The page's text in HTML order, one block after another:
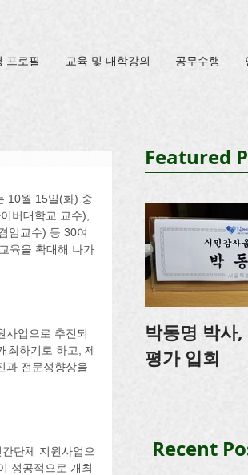
프로필 교육 및 대학강의 공무수행
10월 15일(화) 중
버대학교 교수),
임교수) 등 30여
육을 확대해 나가
사업으로 추진되
최하기로 하고, 제
과 전문성향상을
단체 지원사업으
성공적으로 개최
Featured
박동명 박사
평가 입회
Recent